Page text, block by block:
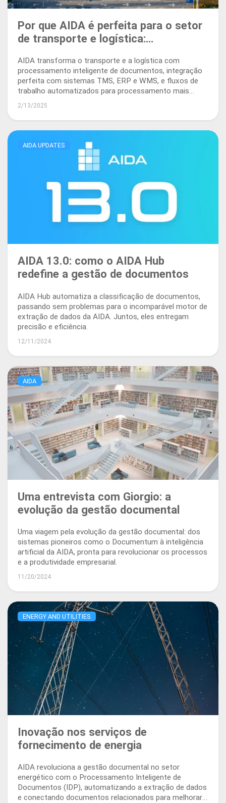
Por que AIDA é perfeita para o setor
de transporte e logística:
escalabilidade
AIDA transforma o transporte e a logística com
processamento inteligente de documentos, integração
perfeita com sistemas TMS, ERP e WMS, e fluxos de
trabalho automatizados para processamento mais
rápido de pagamentos.
2/13/2025
AIDA UPDATES
AIDA 13.0: como o AIDA Hub
redefine a gestão de documentos
AIDA Hub automatiza a classificação de documentos,
passando sem problemas para o incomparável motor de
extração de dados da AIDA. Juntos, eles entregam
precisão e eficiência.
12/11/2024
AIDA
Uma entrevista com Giorgio: a
evolução da gestão documental
Uma viagem pela evolução da gestão documental: dos
sistemas pioneiros como o Documentum à inteligência
artificial da AIDA, pronta para revolucionar os processos
e a produtividade empresarial.
11/20/2024
ENERGY AND UTILITIES
Inovação nos serviços de
fornecimento de energia
AIDA revoluciona a gestão documental no setor
energético com o Processamento Inteligente de
Documentos (IDP), automatizando a extração de dados
e conectando documentos relacionados para melhorar a